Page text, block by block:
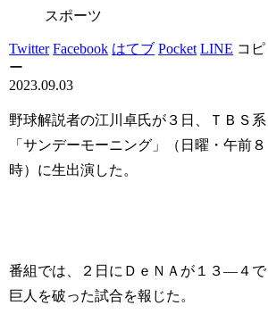
スポーツ
Twitter Facebook はてブ Pocket LINE コピ
ー
2023.09.03
野球解説者の江川卓氏が３日、ＴＢＳ系
「サンデーモーニング」（日曜・午前８
時）に生出演した。
番組では、２日にＤｅＮＡが１３―４で
巨人を破った試合を報じた。